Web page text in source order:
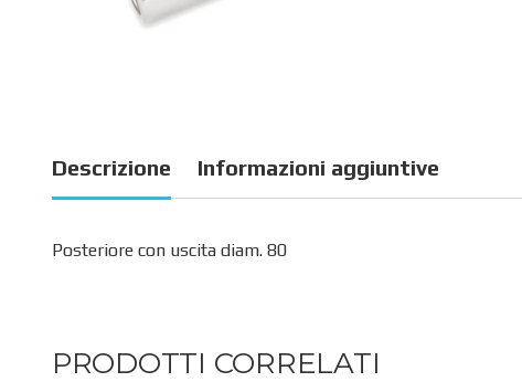
Descrizione Informazioni aggiuntive
Posteriore con uscita diam. 80
PRODOTTI CORRELATI